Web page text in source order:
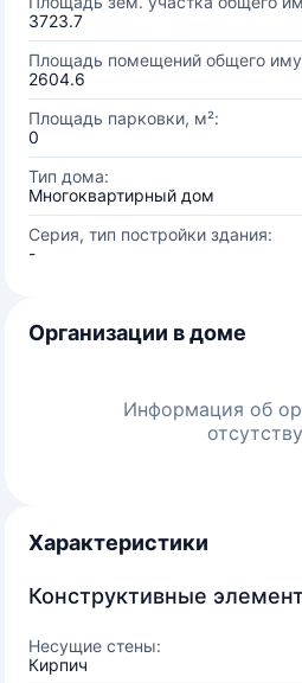
3723.7
Площадь помещений общего
2604.6
Площадь парковки, м²:
0
Тип дома:
Многоквартирный дом
Серия, тип постройки здания:
-
Организации в доме
Информация об
Характеристики
Конструктивные
Несущие стены:
Кирпич